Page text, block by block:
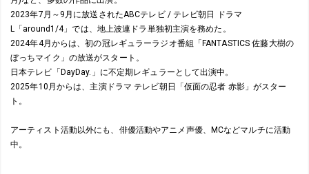
2023年7月～9月に放送されたABCテレビ / テレビ朝日 ドラマ
L「around1/4」では、地上波連ドラ単独初主演を務めた。
2024年4月からは、初の冠レギュラーラジオ番組「FANTASTICS 佐藤大樹の
ぼっちマイク」の放送がスタート。
日本テレビ「DayDay.」に不定期レギュラーとして出演中。
2025年10月からは、主演ドラマ テレビ朝日「仮面の忍者 赤影」がスター
ト。
アーティスト活動以外にも、俳優活動やアニメ声優、MCなどマルチに活動
中。